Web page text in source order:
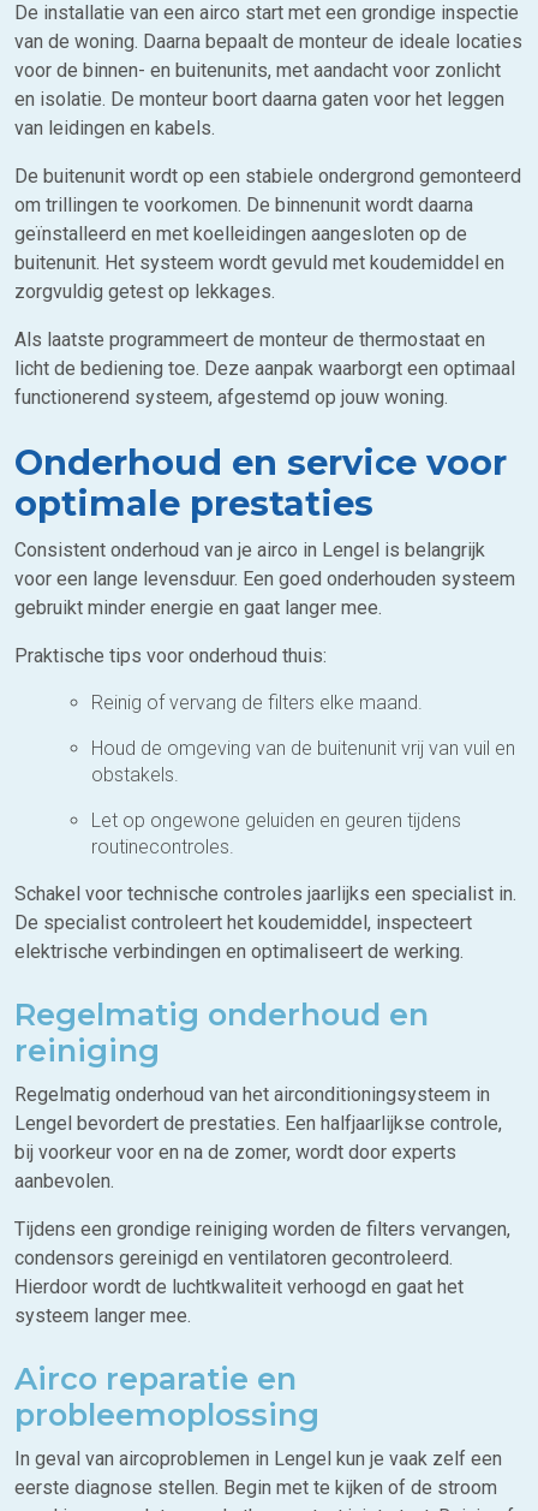
De installatie van een airco start met een grondige inspectie
van de woning. Daarna bepaalt de monteur de ideale locaties
voor de binnen- en buitenunits, met aandacht voor zonlicht
en isolatie. De monteur boort daarna gaten voor het leggen
van leidingen en kabels.
De buitenunit wordt op een stabiele ondergrond gemonteerd
om trillingen te voorkomen. De binnenunit wordt daarna
geïnstalleerd en met koelleidingen aangesloten op de
buitenunit. Het systeem wordt gevuld met koudemiddel en
zorgvuldig getest op lekkages.
Als laatste programmeert de monteur de thermostaat en
licht de bediening toe. Deze aanpak waarborgt een optimaal
functionerend systeem, afgestemd op jouw woning.
Onderhoud en service voor
optimale prestaties
Consistent onderhoud van je airco in Lengel is belangrijk
voor een lange levensduur. Een goed onderhouden systeem
gebruikt minder energie en gaat langer mee.
Praktische tips voor onderhoud thuis:
Reinig of vervang de filters elke maand.
Houd de omgeving van de buitenunit vrij van vuil en
obstakels.
Let op ongewone geluiden en geuren tijdens
routinecontroles.
Schakel voor technische controles jaarlijks een specialist in.
De specialist controleert het koudemiddel, inspecteert
elektrische verbindingen en optimaliseert de werking.
Regelmatig onderhoud en
reiniging
Regelmatig onderhoud van het airconditioningsysteem in
Lengel bevordert de prestaties. Een halfjaarlijkse controle,
bij voorkeur voor en na de zomer, wordt door experts
aanbevolen.
Tijdens een grondige reiniging worden de filters vervangen,
condensors gereinigd en ventilatoren gecontroleerd.
Hierdoor wordt de luchtkwaliteit verhoogd en gaat het
systeem langer mee.
Airco reparatie en
probleemoplossing
In geval van aircoproblemen in Lengel kun je vaak zelf een
eerste diagnose stellen. Begin met te kijken of de stroom